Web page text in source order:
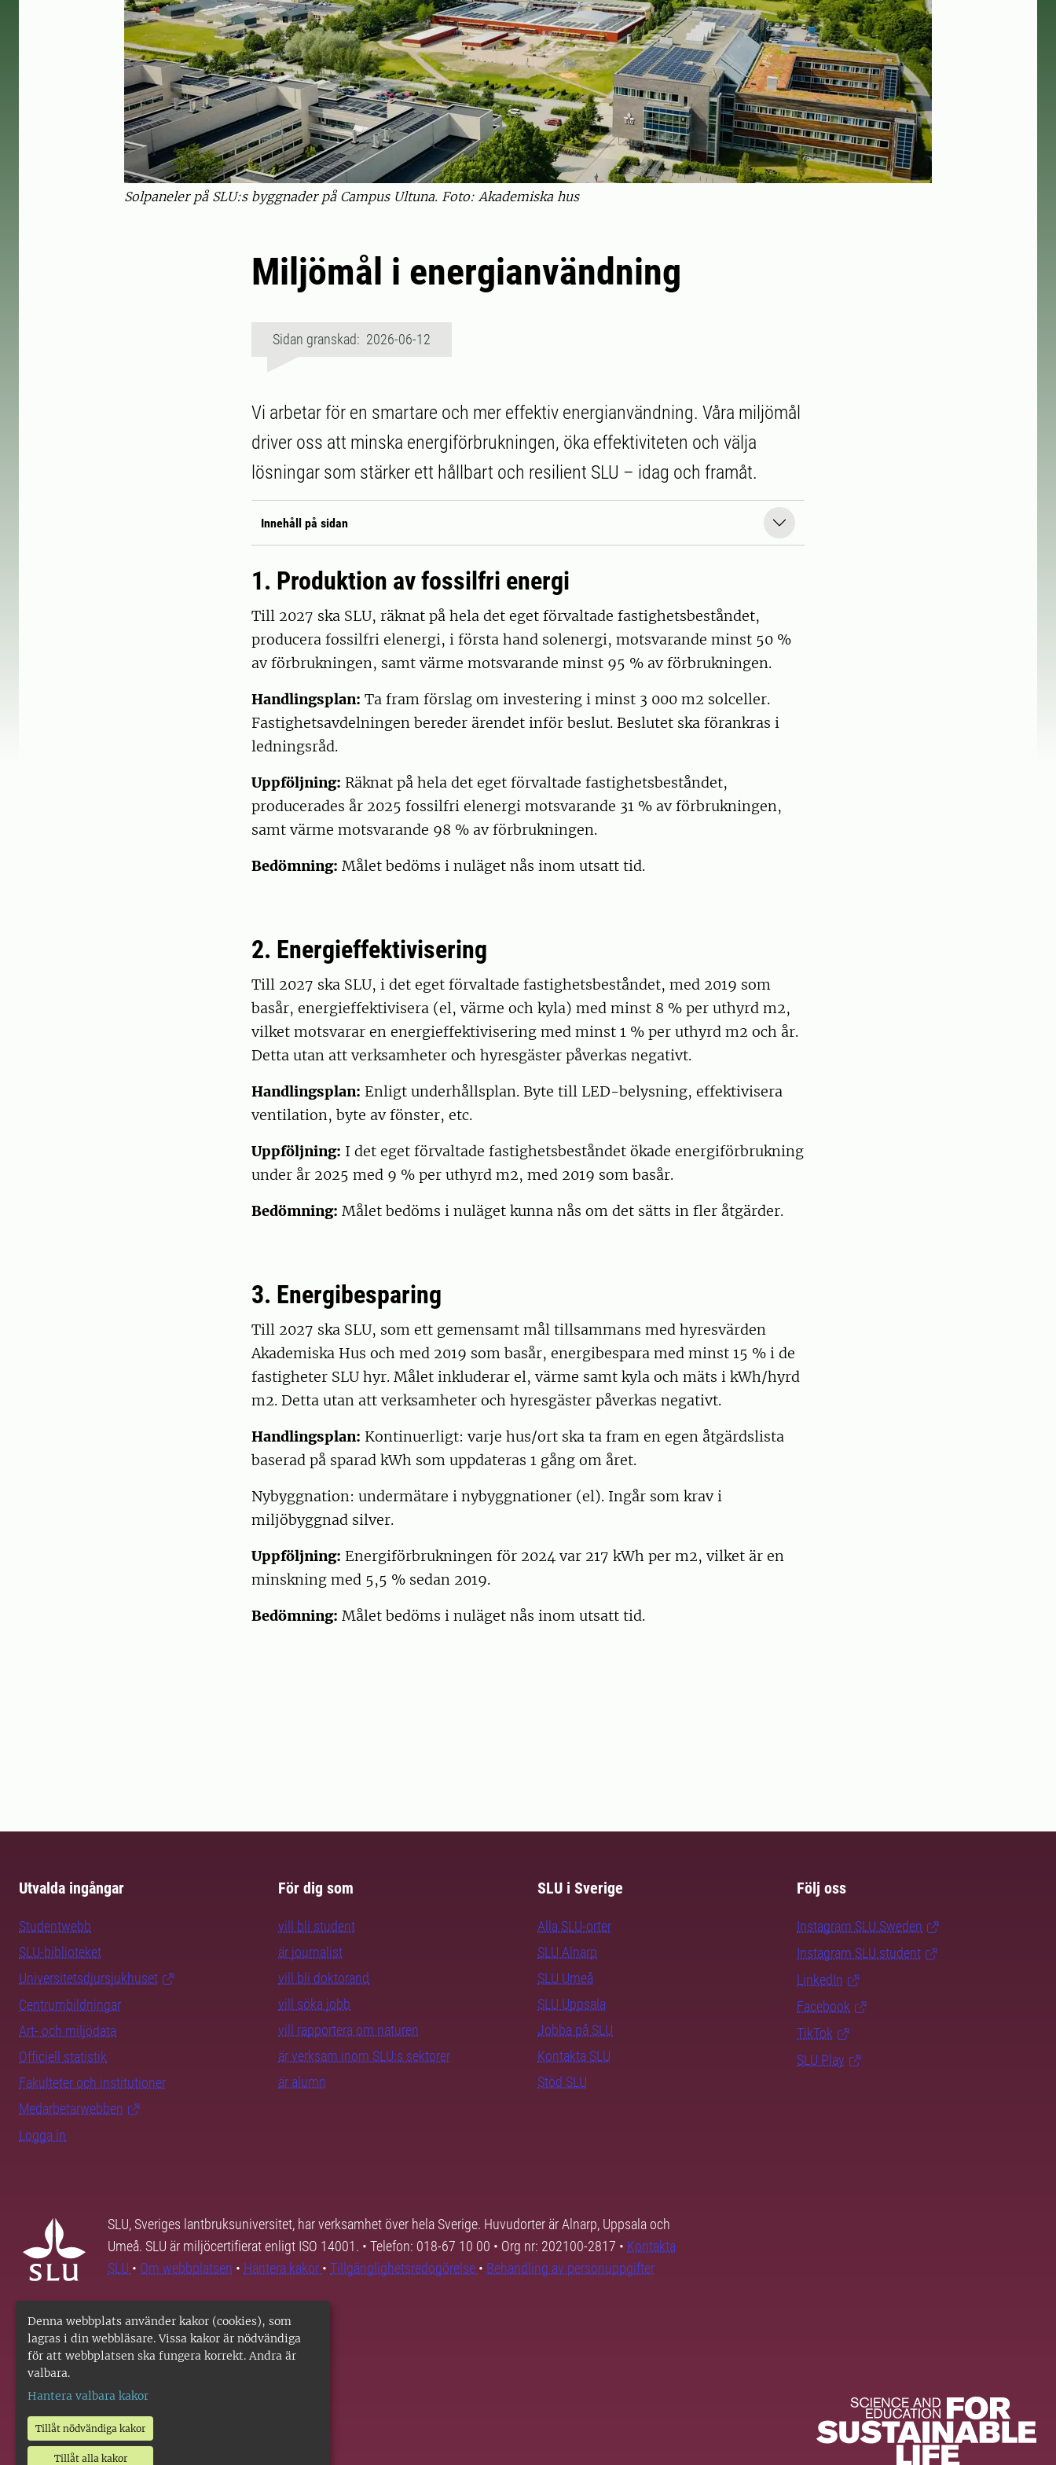
Denna webbplats använder kakor (cookies), som
lagras i din webbläsare. Vissa kakor är nödvändiga
för att webbplatsen ska fungera korrekt. Andra är
valbara.
Hantera valbara kakor
Tillåt nödvändiga kakor
Tillåt alla kakor
Solpaneler på SLU:s byggnader på Campus Ultuna. Foto: Akademiska hus
Miljömål i energianvändning
Sidan granskad: 2026-06-12
Vi arbetar för en smartare och mer effektiv energianvändning. Våra miljömål
driver oss att minska energiförbrukningen, öka effektiviteten och välja
lösningar som stärker ett hållbart och resilient SLU – idag och framåt.
Innehåll på sidan
1. Produktion av fossilfri energi
Till 2027 ska SLU, räknat på hela det eget förvaltade fastighetsbeståndet,
producera fossilfri elenergi, i första hand solenergi, motsvarande minst 50 %
av förbrukningen, samt värme motsvarande minst 95 % av förbrukningen.
Handlingsplan: Ta fram förslag om investering i minst 3 000 m2 solceller.
Fastighetsavdelningen bereder ärendet inför beslut. Beslutet ska förankras i
ledningsråd.
Uppföljning: Räknat på hela det eget förvaltade fastighetsbeståndet,
producerades år 2025 fossilfri elenergi motsvarande 31 % av förbrukningen,
samt värme motsvarande 98 % av förbrukningen.
Bedömning: Målet bedöms i nuläget nås inom utsatt tid.
2. Energieffektivisering
Till 2027 ska SLU, i det eget förvaltade fastighetsbeståndet, med 2019 som
basår, energieffektivisera (el, värme och kyla) med minst 8 % per uthyrd m2,
vilket motsvarar en energieffektivisering med minst 1 % per uthyrd m2 och år.
Detta utan att verksamheter och hyresgäster påverkas negativt.
Handlingsplan: Enligt underhållsplan. Byte till LED-belysning, effektivisera
ventilation, byte av fönster, etc.
Uppföljning: I det eget förvaltade fastighetsbeståndet ökade energiförbrukning
under år 2025 med 9 % per uthyrd m2, med 2019 som basår.
Bedömning: Målet bedöms i nuläget kunna nås om det sätts in fler åtgärder.
3. Energibesparing
Till 2027 ska SLU, som ett gemensamt mål tillsammans med hyresvärden
Akademiska Hus och med 2019 som basår, energibespara med minst 15 % i de
fastigheter SLU hyr. Målet inkluderar el, värme samt kyla och mäts i kWh/hyrd
m2. Detta utan att verksamheter och hyresgäster påverkas negativt.
Handlingsplan: Kontinuerligt: varje hus/ort ska ta fram en egen åtgärdslista
baserad på sparad kWh som uppdateras 1 gång om året.
Nybyggnation: undermätare i nybyggnationer (el). Ingår som krav i
miljöbyggnad silver.
Uppföljning: Energiförbrukningen för 2024 var 217 kWh per m2, vilket är en
minskning med 5,5 % sedan 2019.
Bedömning: Målet bedöms i nuläget nås inom utsatt tid.
Utvalda ingångar
Studentwebb
SLU-biblioteket
Universitetsdjursjukhuset
Centrumbildningar
Art- och miljödata
Officiell statistik
Fakulteter och institutioner
Medarbetarwebben
Logga in
För dig som
vill bli student
är journalist
vill bli doktorand
vill söka jobb
vill rapportera om naturen
är verksam inom SLU:s sektorer
är alumn
SLU i Sverige
Alla SLU-orter
SLU Alnarp
SLU Umeå
SLU Uppsala
Jobba på SLU
Kontakta SLU
Stöd SLU
Följ oss
Instagram SLU.Sweden
Instagram SLU.student
LinkedIn
Facebook
TikTok
SLU Play
SLU, Sveriges lantbruksuniversitet, har verksamhet över hela Sverige. Huvudorter är Alnarp, Uppsala och
Umeå. SLU är miljöcertifierat enligt ISO 14001. • Telefon: 018-67 10 00 • Org nr: 202100-2817 • Kontakta
SLU • Om webbplatsen • Hantera kakor • Tillgänglighetsredogörelse • Behandling av personuppgifter